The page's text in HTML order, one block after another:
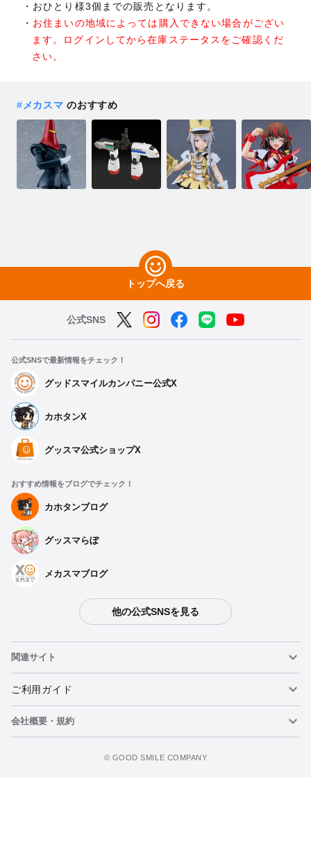
おひとり様3個までの販売となります。
お住まいの地域によっては購入できない場合がござい
ます。ログインしてから在庫ステータスをご確認くだ
さい。
# メカスマ のおすすめ
トップへ戻る
公式SNS
公式SNSで最新情報をチェック！
グッドスマイルカンパニー公式X
カホタンX
グッスマ公式ショップX
おすすめ情報をブログでチェック！
カホタンブログ
グッスマらぼ
メカスマブログ
他の公式SNSを見る
関連サイト
ねんどろいど
ねんどろいどフェイスメーカー
ご利用ガイド
重要なお知らせ
会社概要・規約
©️ GOOD SMILE COMPANY